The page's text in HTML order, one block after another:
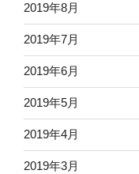
2019年8月
2019年7月
2019年6月
2019年5月
2019年4月
2019年3月